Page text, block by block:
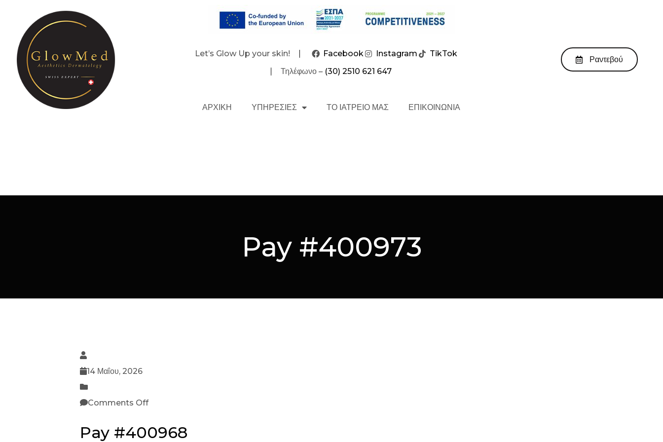
Let’s Glow Up your skin! Facebook Instagram
TikTok
Τηλέφωνο – (30) 2510 621 647
ΑΡΧΙΚΗ ΥΠΗΡΕΣΙΕΣ ΤΟ ΙΑΤΡΕΙΟ ΜΑΣ ΕΠΙΚΟΙΝΩΝΙΑ
Ραντεβού
Pay #400973
14 Μαΐου, 2026
Comments Off
Pay #400968